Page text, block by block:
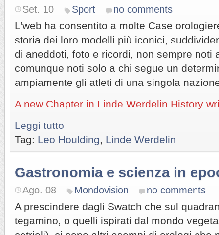
Set. 10 Sport no comments
L’web ha consentito a molte Case
storia dei loro modelli più iconici,
di aneddoti, foto e ricordi, non sempre noti
comunque noti solo a chi segue un
ampiamente gli atleti di una singola
A new Chapter in Linde Werdelin History
Leggi tutto
Tag: Leo Houlding Linde Werdelin
Gastronomia e scienza in
Ago. 08 Mondovision no comments
A prescindere dagli Swatch che sul
tegamino, o quelli ispirati dal mondo